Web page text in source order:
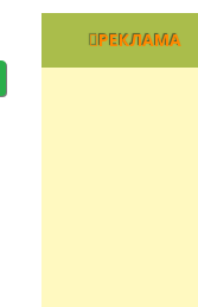
РЕКЛАМА